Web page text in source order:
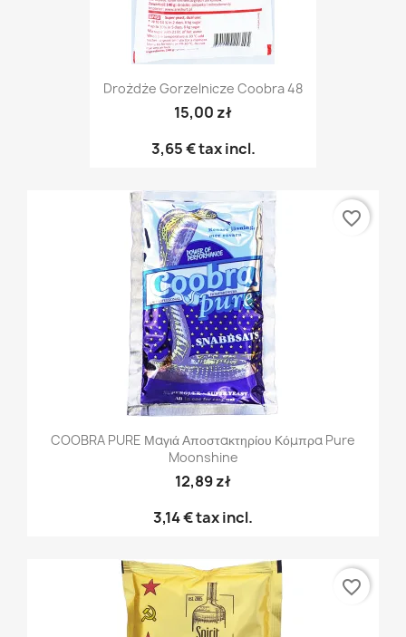
Drożdże Gorzelnicze Coobra 48
15,00 zł
3,65 €tax incl.
COOBRA PURE Μαγιά Αποστακτηρίου Κόμπρα Pure
Moonshine
12,89 zł
3,14 €tax incl.
favorite_border
favorite_border